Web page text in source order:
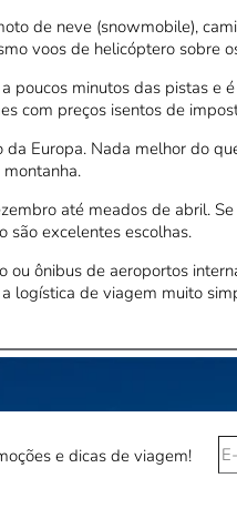
de neve (snowmobile),
voos de helicóptero sobre
poucos minutos das pistas e
com preços isentos de
Europa. Nada melhor do
até meados de abril.
são excelentes escolhas.
ou ônibus de aeroportos
logística de viagem muito
e dicas de viagem!